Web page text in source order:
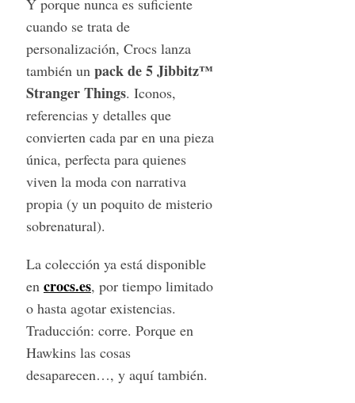
Y porque nunca es suficiente
cuando se trata de
personalización, Crocs lanza
también un pack de 5 Jibbitz™
Stranger Things. Iconos,
referencias y detalles que
convierten cada par en una pieza
única, perfecta para quienes
viven la moda con narrativa
propia (y un poquito de misterio
sobrenatural).
La colección ya está disponible
en crocs.es, por tiempo limitado
o hasta agotar existencias.
Traducción: corre. Porque en
Hawkins las cosas
desaparecen…, y aquí también.